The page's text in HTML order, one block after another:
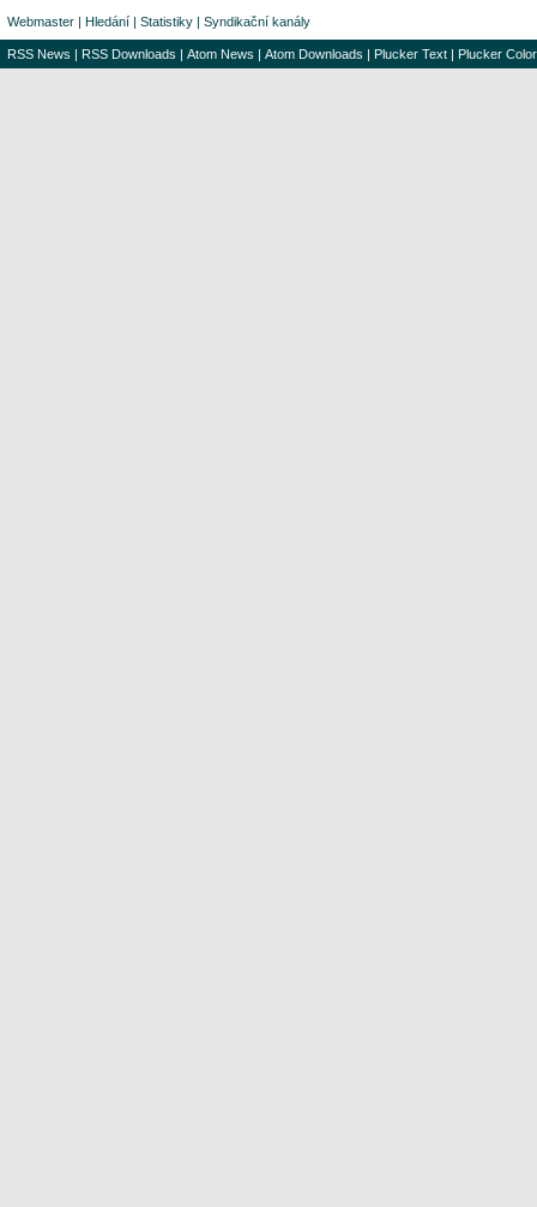
Webmaster | Hledání | Statistiky | Syndikační kanály
RSS News | RSS Downloads | Atom News | Atom Downloads | Plucker Text | Plucker Color